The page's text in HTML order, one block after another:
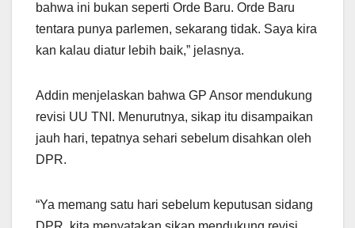
bahwa ini bukan seperti Orde Baru. Orde Baru
tentara punya parlemen, sekarang tidak. Saya kira
kan kalau diatur lebih baik,” jelasnya.
Addin menjelaskan bahwa GP Ansor mendukung
revisi UU TNI. Menurutnya, sikap itu disampaikan
jauh hari, tepatnya sehari sebelum disahkan oleh
DPR.
“Ya memang satu hari sebelum keputusan sidang